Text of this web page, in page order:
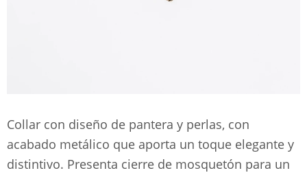
Collar con diseño de pantera y perlas, con
acabado metálico que aporta un toque elegante y
distintivo. Presenta cierre de mosquetón para un